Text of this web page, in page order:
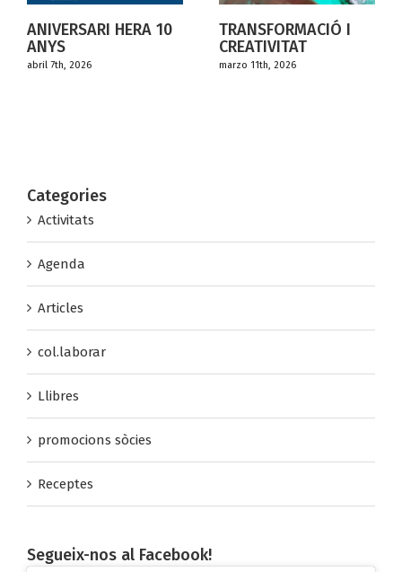
HERA 10
7th, 2026
TRANSFORMACIÓ I
CREATIVITAT
marzo 11th, 2026
Categories
Activitats
Agenda
Articles
col.laborar
Llibres
promocions sòcies
Receptes
Segueix-nos al Facebook!